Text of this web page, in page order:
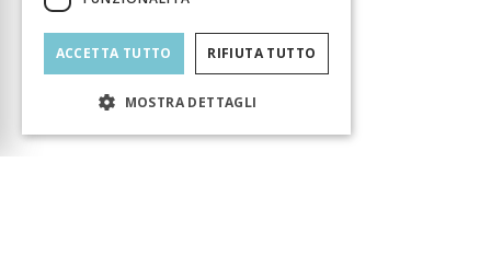
ACCETTA TUTTO RIFIUTA TUTTO
MOSTRA DETTAGLI